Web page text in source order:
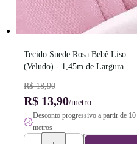
Tecido Suede Rosa Bebê Liso
(Veludo) - 1,45m de Largura
R$ 18,90
R$ 13,90/metro
Desconto progressivo a partir de 10
metros